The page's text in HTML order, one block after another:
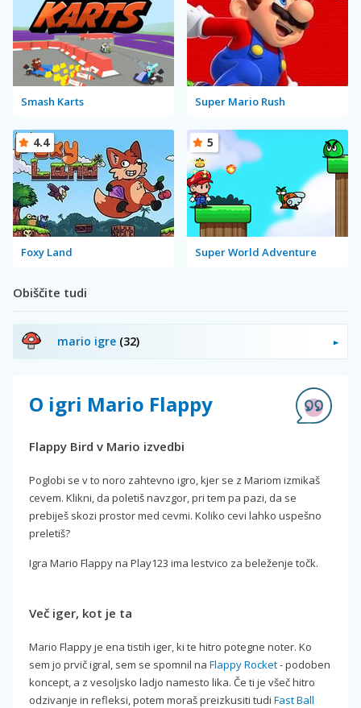
Smash Karts Super Mario Rush
Foxy Land
4.4
Super World Adventure
5
Obiščite tudi
mario igre (32)
O igri Mario Flappy
Flappy Bird v Mario izvedbi
Poglobi se v to noro zahtevno igro, kjer se z Mariom izmikaš
cevem. Klikni, da poletiš navzgor, pri tem pa pazi, da se
prebiješ skozi prostor med cevmi. Koliko cevi lahko uspešno
preletiš?
Igra Mario Flappy na Play123 ima lestvico za beleženje točk.
Več iger, kot je ta
Mario Flappy je ena tistih iger, ki te hitro potegne noter. Ko
sem jo prvič igral, sem se spomnil na Flappy Rocket- podoben
koncept, a z vesoljsko ladjo namesto lika. Če ti je všeč hitro
odzivanje in refleksi, potem moraš preizkusiti tudi Fast Ball